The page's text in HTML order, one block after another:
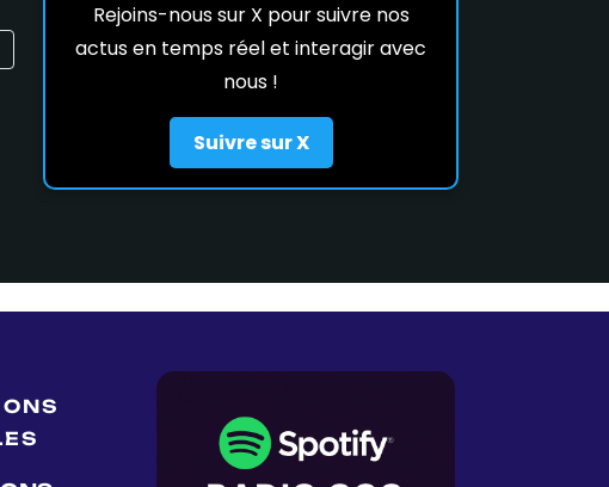
Rejoins-nous sur X pour suivre nos
actus en temps réel et interagir avec
nous !
Suivre sur X